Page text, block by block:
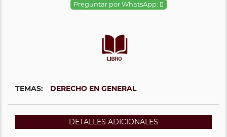
Preguntar por WhatsApp:
TEMAS: DERECHO EN GENERAL
DETALLES ADICIONALES